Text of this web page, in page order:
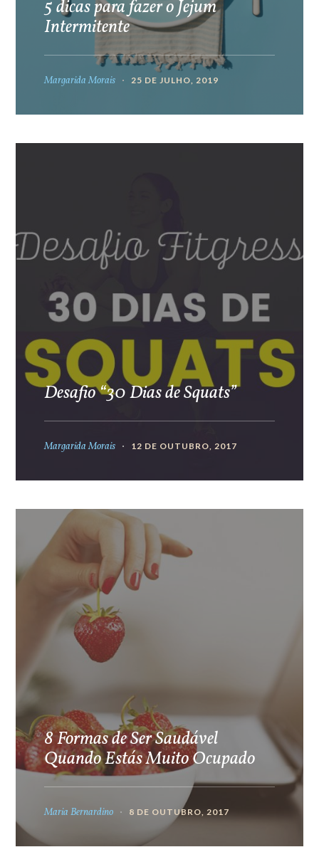
5 dicas para fazer o Jejum
Intermitente
Margarida Morais 25 DE JULHO, 2019
Desafio “30 Dias de Squats”
Margarida Morais 12 DE OUTUBRO, 2017
8 Formas de Ser Saudável
Quando Estás Muito Ocupado
Maria Bernardino 8 DE OUTUBRO, 2017